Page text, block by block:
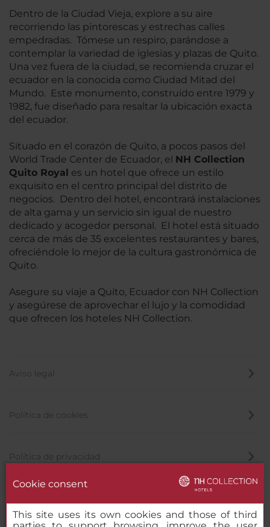
Dentro de la Ciudad Vieja, explore a su aire
recorriendo las pintorescas y estrechas calles
empedradas. Tómese un respiro, parándose a
contemplar la variedad de iglesias y plazas de Quito.
Una vez fuera de la ciudad, se recomienda cruzar el
ecuador en la conocida como Ciudad Mitad del
Mundo. Este monumento, construido entre 1979 y
1982, fue diseñado para resaltar la ubicación exacta
del ecuador.
Situado en el corazón de Quito, a pocos pasos del
World Trade Center de Ecuador, el NH Collection
Quito Royal es un hotel que ofrece un estilo
exquisito en el centro principal del distrito de
negocios. Dentro del hotel, encontrará instalaciones
de alta gama y un servicio sin igual de nuestro
dedicado y acogedor personal. El hotel está situado
cerca de más de 35 excelentes restaurantes y bares,
ofreciéndole lo mejor de la cultura gastronómica de
Quito.
Asegure su viaje a Quito, Ecuador con NH Collection
y asegúrese de aprovechar el lujo y la comodidad
que ofrecen los hoteles NH Collection.
Aviso legal
Política de cookies
Política de privacidad
Cookie consent
This site uses its own cookies and those of third